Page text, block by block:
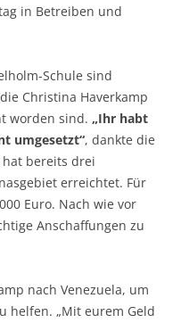
in Betreiben und
Schule sind
Christina Haverkamp
worden sind. „Ihr habt
umgesetzt“, dankte die
bereits drei
erreichtet. Für
Euro. Nach wie vor
Anschaffungen zu
nach Venezuela, um
helfen. „Mit eurem Geld